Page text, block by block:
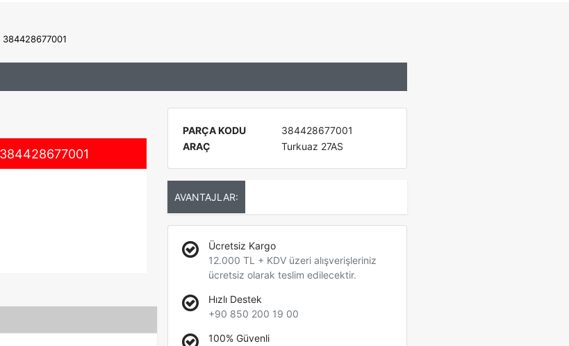
384428677001
384428677001
PARÇA KODU
384428677001
ARAÇ
Turkuaz 27AS
AVANTAJLAR:
Ücretsiz Kargo
12.000 TL + KDV üzeri alışverişleriniz
ücretsiz olarak teslim edilecektir.
Hızlı Destek
+90 850 200 19 00
100% Güvenli